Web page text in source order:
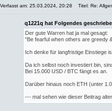
Verfasst am: 25.03.2024, 20:28 Titel: Re:
q1221q hat Folgendes
Der gute Warren hat ja mal gesagt:
"Be fearful when others are greedy
Ich denke für langfristige Einstiege
Da ich selbst noch investiert bin,
Bei 15.000 USD / BTC fängt es an.
Darüber hinaus noch ETH (unter
--- mal sehen wie dieser Beitrag